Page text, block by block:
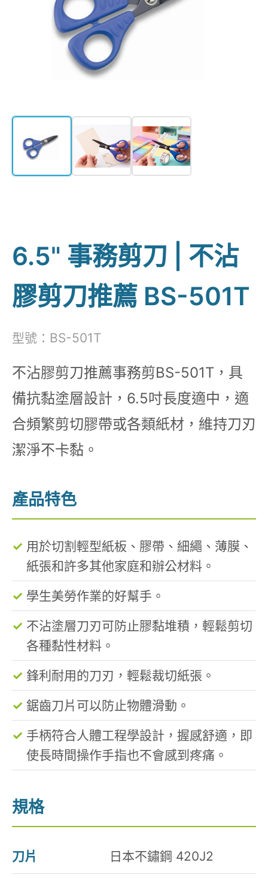
6.5" 事務剪刀 | 不沾
膠剪刀推薦 BS-501T
型號：BS-501T
不沾膠剪刀推薦事務剪BS-501T，具
備抗黏塗層設計，6.5吋長度適中，適
合頻繁剪切膠帶或各類紙材，維持刀刃
潔淨不卡黏。
產品特色
用於切割輕型紙板、膠帶、細繩、薄膜、
紙張和許多其他家庭和辦公材料。
學生美勞作業的好幫手。
不沾塗層刀刃可防止膠黏堆積，輕鬆剪切
各種黏性材料。
鋒利耐用的刀刃，輕鬆裁切紙張。
鋸齒刀片可以防止物體滑動。
手柄符合人體工程學設計，握感舒適，即
使長時間操作手指也不會感到疼痛。
規格
刀片 日本不鏽鋼 420J2